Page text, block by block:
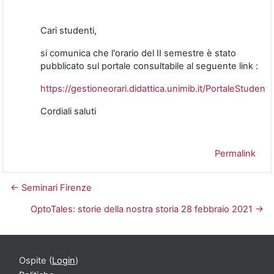
Cari studenti,
si comunica che l'orario del II semestre è stato
pubblicato sul portale consultabile al seguente link :
https://gestioneorari.didattica.unimib.it/
Cordiali saluti
Permalink
← Seminari Firenze
OptoTales: storie della nostra storia 28 febbraio 2021 →
Ospite (Login)